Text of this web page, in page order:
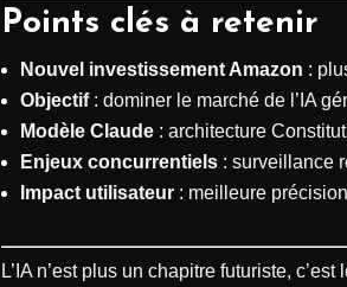
Points clés à retenir
Nouvel investissement Amazon :
Objectif: dominer le marché de l’IA
Modèle Claude : architecture
Enjeux concurrentiels : surveillance
Impact utilisateur : meilleure
L’IA n’est plus un chapitre futuriste,